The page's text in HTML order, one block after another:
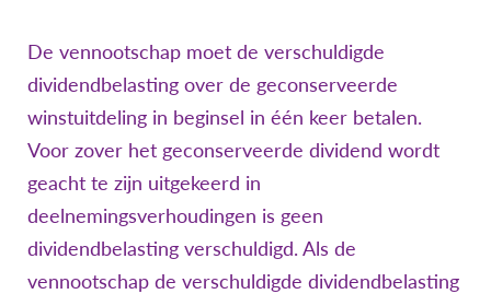
De vennootschap moet de verschuldigde
dividendbelasting over de geconserveerde
winstuitdeling in beginsel in één keer betalen.
Voor zover het geconserveerde dividend wordt
geacht te zijn uitgekeerd in
deelnemingsverhoudingen is geen
dividendbelasting verschuldigd. Als de
vennootschap de verschuldigde dividendbelasting